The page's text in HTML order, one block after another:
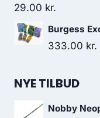
29.00 kr.
Burgess
333.00 kr.
NYE TILBUD
Nobby